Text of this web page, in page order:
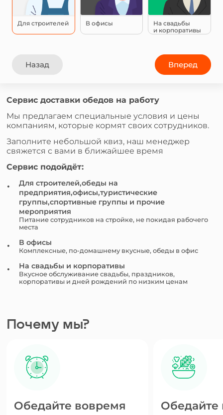
Для строителей В офисы
На свадьбы
и корпоративы
Назад Вперед
Сервис доставки обедов на работу
Мы предлагаем специальные условия и цены
компаниям, которые кормят своих сотрудников.
Заполните небольшой квиз, наш менеджер
свяжется с вами в ближайшее время
Сервис подойдёт:
Для строителей,обеды на
предприятия,офисы,туристические
группы,спортивные группы и прочие
мероприятия
Питание сотрудников на стройке, не покидая рабочего
места
В офисы
Комплексные, по-домашнему вкусные, обеды в офис
На свадьбы и корпоративы
Вкусное обслуживание свадьбы, праздников,
корпоративы и дней рождений по низким ценам
Почему мы?
Обедайте вовремя Обедайте